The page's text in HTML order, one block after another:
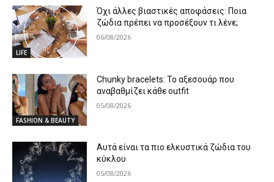
LIFE
Όχι άλλες βιαστικές αποφάσεις: Ποια
ζώδια πρέπει να προσέξουν τι λένε;
06/08/2026
FASHION & BEAUTY
Chunky bracelets: Το αξεσουάρ που
αναβαθμίζει κάθε outfit
05/08/2026
Αυτά είναι τα πιο ελκυστικά ζώδια του
κύκλου
05/08/2026